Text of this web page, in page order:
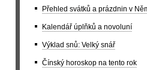
Přehled svátků a prázdnin v
Kalendář úplňků a novoluní
Výklad snů: Velký snář
Čínský horoskop na tento rok